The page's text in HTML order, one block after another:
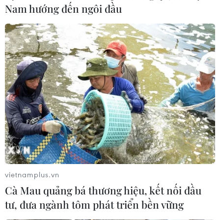
#an ninh tổ quốc #xã Ea Tul
#đạo Tin lành
#đạo Công giáo
Đắk Lắk
Theo dõi VietnamPlus
TIN LIÊN QUAN
Nam hướng đến ngôi đầu
vietnamplus.vn
Cà Mau quảng bá thương hiệu, kết nối đầu
tư, đưa ngành tôm phát triển bền vững